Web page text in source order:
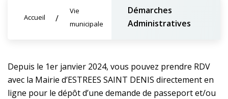
Accueil
Vie
municipale
Démarches
Administratives
Depuis le 1er janvier 2024, vous pouvez prendre RDV
avec la Mairie d’ESTREES SAINT DENIS directement en
ligne pour le dépôt d’une demande de passeport et/ou